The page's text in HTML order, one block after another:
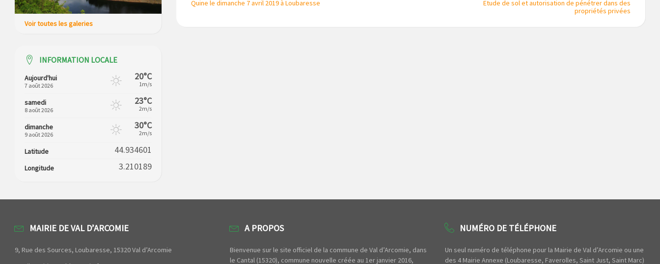
Quine le dimanche 7 avril 2019 à Loubaresse
Etude de sol et autorisation de pénétrer dans des
propriétés privées
Voir toutes les galeries
INFORMATION LOCALE
Aujourd'hui
7 août 2026
20°C
1m/s
samedi
8 août 2026
23°C
2m/s
dimanche
9 août 2026
30°C
2m/s
Latitude 44.934601
Longitude 3.210189
MAIRIE DE VAL D’ARCOMIE
9, Rue des Sources, Loubaresse, 15320 Val d’Arcomie
A PROPOS
Bienvenue sur le site officiel de la commune de Val d’Arcomie, dans
le Cantal (15320), commune nouvelle créée au 1er janvier 2016,
NUMÉRO DE TÉLÉPHONE
Un seul numéro de téléphone pour la Mairie de Val d’Arcomie ou une
des 4 Mairie Annexe (Loubaresse, Faverolles, Saint Just, Saint Marc)